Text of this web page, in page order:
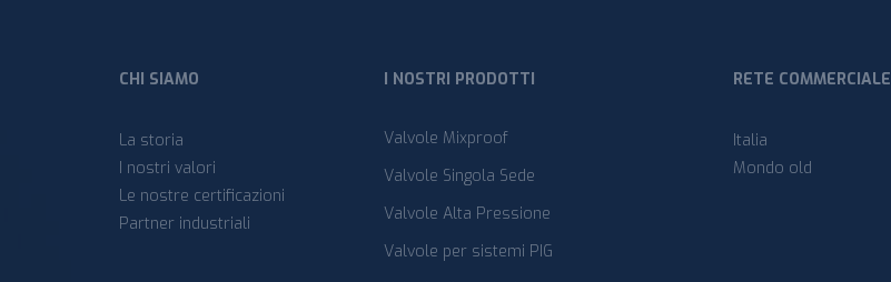
CHI SIAMO
La storia
I nostri valori
Le nostre certificazioni
Partner industriali
I NOSTRI PRODOTTI
Valvole Mixproof
Valvole Singola Sede
Valvole Alta Pressione
Valvole per sistemi PIG
RETE COMMERCIALE
Italia
Mondo old